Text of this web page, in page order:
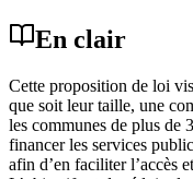
En clair
Cette proposition de loi
que soit leur taille, une
les communes de plus de
financer les services
afin d’en faciliter l’accès